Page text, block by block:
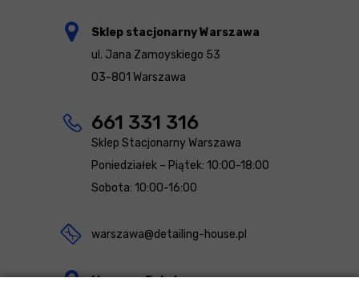
Sklep stacjonarny Warszawa
ul. Jana Zamoyskiego 53
03-801 Warszawa
661 331 316
Sklep Stacjonarny Warszawa
Poniedziałek – Piątek: 10:00-18:00
Sobota: 10:00-16:00
warszawa@detailing-house.pl